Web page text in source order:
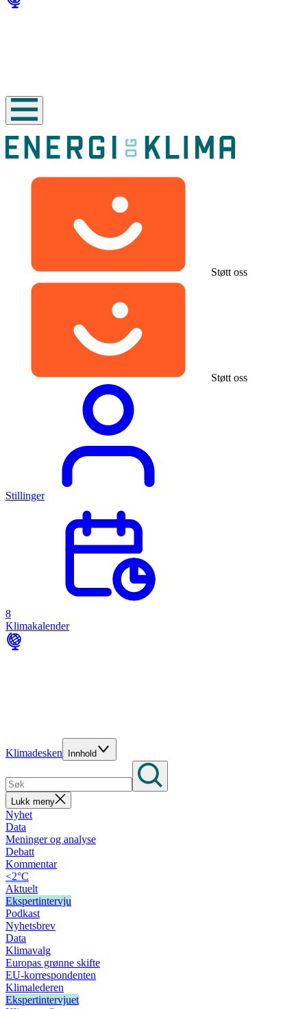
Støtt oss
Støtt oss
Stillinger
8
Klimakalender
Klimadesken Innhold
Lukk meny
Nyhet
Data
Meninger og analyse
Debatt
Kommentar
<2°C
Aktuelt
Ekspertintervju
Podkast
Nyhetsbrev
Data
Klimavalg
Europas grønne skifte
EU-korrespondenten
Klimalederen
Ekspertintervjuet